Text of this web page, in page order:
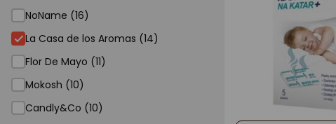
NoName (16)
La Casa de los Aromas (14)
Flor De Mayo (11)
Mokosh (10)
Candly&Co (10)